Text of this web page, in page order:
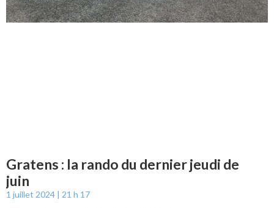
Gratens : la rando du dernier jeudi de
juin
1 juillet 2024 21 h 17